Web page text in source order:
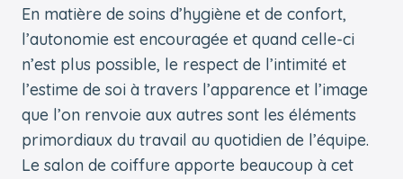
En matière de soins d’hygiène et de confort,
l’autonomie est encouragée et quand celle-ci
n’est plus possible, le respect de l’intimité et
l’estime de soi à travers l’apparence et l’image
que l’on renvoie aux autres sont les éléments
primordiaux du travail au quotidien de l’équipe.
Le salon de coiffure apporte beaucoup à cet